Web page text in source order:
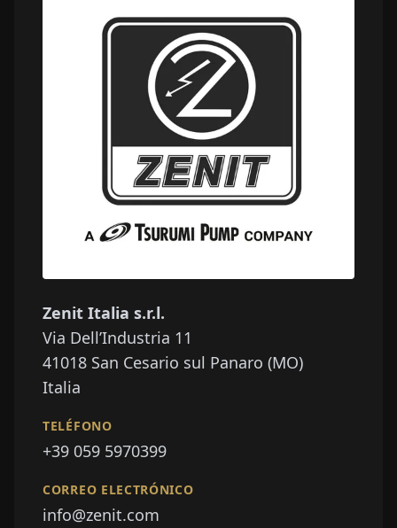
Zenit Italia s.r.l.
Via Dell’Industria 11
41018 San Cesario sul Panaro (MO)
Italia
TELÉFONO
+39 059 5970399
CORREO ELECTRÓNICO
info@zenit.com